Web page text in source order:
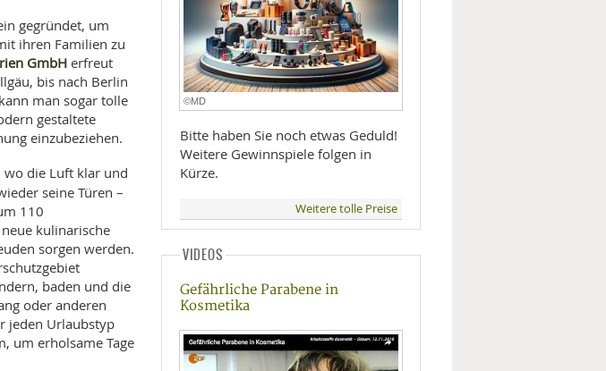
gegründet, um
ihren Familien zu
GmbH erfreut
bis nach Berlin
man sogar tolle
gestaltete
einzubeziehen.
wo die Luft klar und
seine Türen –
110
kulinarische
sorgen werden.
baden und die
oder anderen
jeden Urlaubstyp
um erholsame Tage
©MD
Bitte haben Sie noch etwas Geduld!
Weitere Gewinnspiele folgen in
Kürze.
Weitere tolle Preise
VIDEOS
Gefährliche Parabene in
Kosmetika